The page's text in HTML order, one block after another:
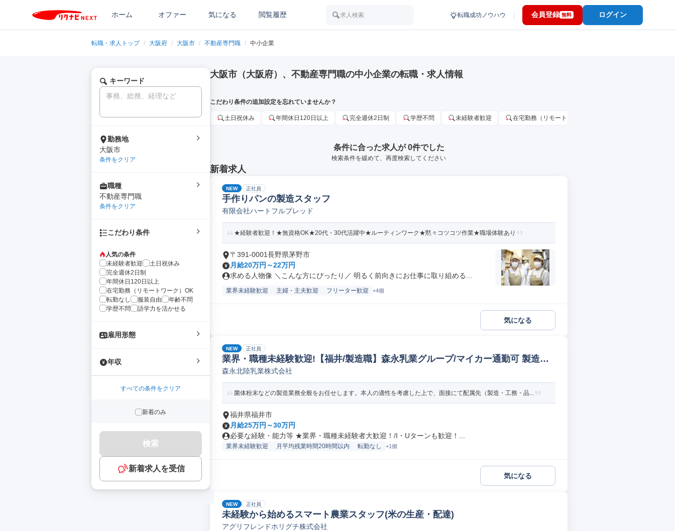
ホーム オファー 気になる 閲覧履歴 求人検索 転職成功ノウハウ 会員登録 無料 ログイン
転職・求人トップ / 大阪府 / 大阪市 / 不動産専門職 / 中小企業
キーワード
勤務地
大阪市
条件をクリア
職種
不動産専門職
条件をクリア
こだわり条件
人気の条件
未経験者歓迎
土日祝休み
完全週休2日制
年間休日120日以上
在宅勤務（リモートワーク）OK
転勤なし
服装自由
年齢不問
学歴不問
語学力を活かせる
雇用形態
年収
すべての条件をクリア
新着のみ
検索
新着求人を受信
大阪市（大阪府）、不動産専門職の中小企業の転職・求人情報
こだわり条件の追加設定を忘れていませんか？
土日祝休み 年間休日120日以上 完全週休2日制 学歴不問 未経験者歓迎 在宅勤務（リモートワーク）OK
条件に合った求人が 0件でした
検索条件を緩めて、再度検索してください
新着求人
NEW 正社員
手作りパンの製造スタッフ
有限会社ハートフルブレッド
★経験者歓迎！★無資格OK★20代・30代活躍中★ルーティンワーク★黙々コツコツ作業★職場体験あり
〒391-0001長野県茅野市
月給20万円～22万円
求める人物像 ＼こんな方にぴったり／ 明るく前向きにお仕事に取り組める...
業界未経験歓迎 主婦・主夫歓迎 フリーター歓迎 +4個
気になる
NEW 正社員
業界・職種未経験歓迎!【福井/製造職】森永乳業グループ/マイカー通勤可 製造オ
ペレーター/ラインマネージャー(食品/飲料/たばこ)
森永北陸乳業株式会社
菌体粉末などの製造業務全般をお任せします。本人の適性を考慮した上で、面接にて配属先（製造・工務・品...
福井県福井市
月給25万円～30万円
必要な経験・能力等 ★業界・職種未経験者大歓迎！/I・Uターンも歓迎！...
業界未経験歓迎 月平均残業時間20時間以内 転勤なし +1個
気になる
NEW 正社員
未経験から始めるスマート農業スタッフ(米の生産・配達)
アグリフレンドホリグチ株式会社